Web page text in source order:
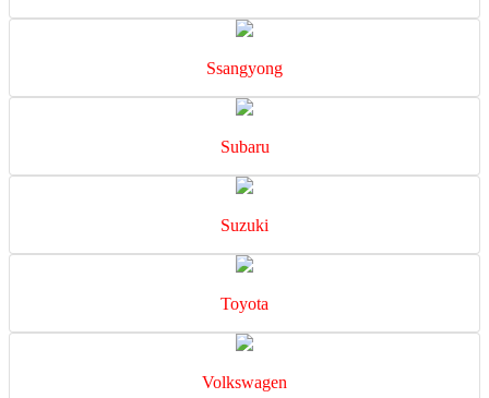
Ssangyong
Subaru
Suzuki
Toyota
Volkswagen